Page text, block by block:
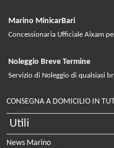
Marino MinicarBari
Concessionaria Ufficiale Aixam
Noleggio Breve Termine
Servizio di Noleggio di qualsiasi
CONSEGNA A DOMICILIO IN
Utili
News Marino